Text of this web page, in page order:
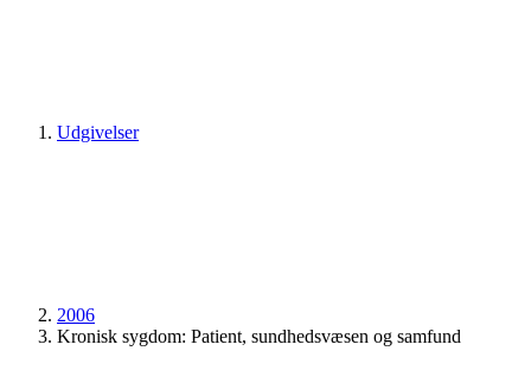
Udgivelser
2006
Kronisk sygdom: Patient, sundhedsvæsen og samfund